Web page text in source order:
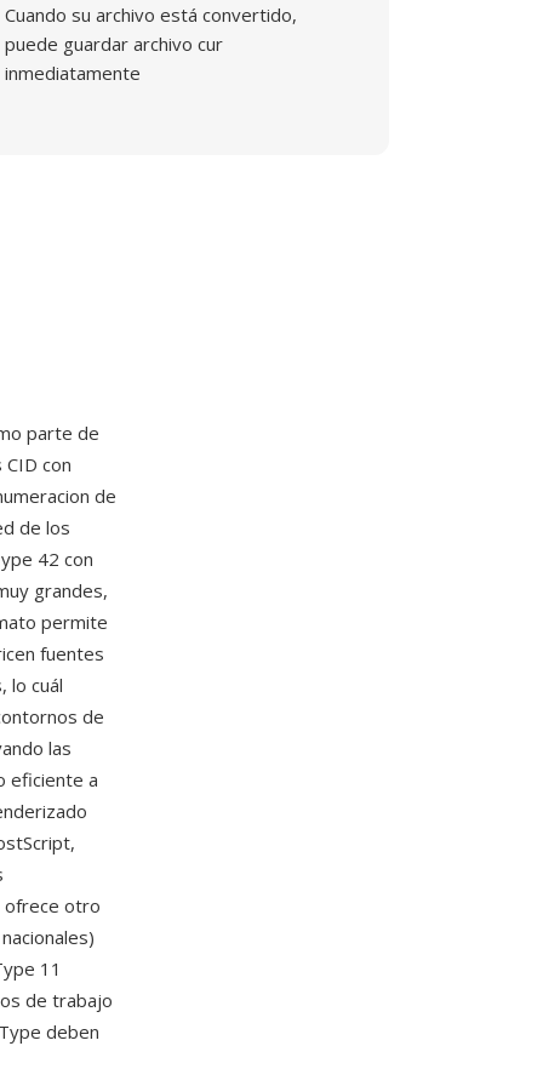
Cuando su archivo está convertido,
puede guardar archivo cur
inmediatamente
parte de
con
de
de los
42 con
grandes,
permite
fuentes
lo cuál
de
las
eficiente a
ofrece otro
11
de trabajo
deben